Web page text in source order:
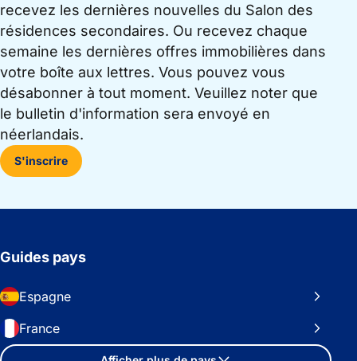
recevez les dernières nouvelles du Salon des
résidences secondaires. Ou recevez chaque
semaine les dernières offres immobilières dans
votre boîte aux lettres. Vous pouvez vous
désabonner à tout moment. Veuillez noter que
le bulletin d'information sera envoyé en
néerlandais.
S'inscrire
Guides pays
Espagne
France